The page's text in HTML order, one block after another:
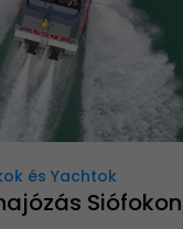
és Yachtok
Siófokon